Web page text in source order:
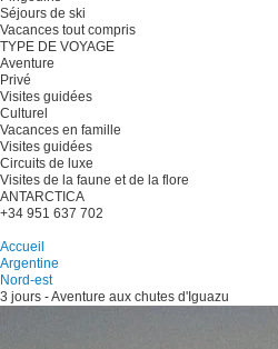
Séjours de ski
Vacances tout compris
TYPE DE VOYAGE
Aventure
Privé
Visites guidées
Culturel
Vacances en famille
Visites guidées
Circuits de luxe
Visites de la faune et de la flore
ANTARCTICA
+34 951 637 702
Accueil
Argentine
Nord-est
3 jours - Aventure aux chutes d'Iguazu